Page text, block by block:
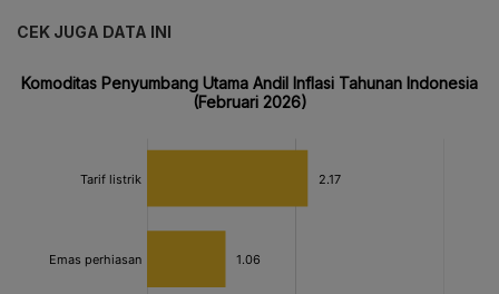
CEK JUGA DATA INI